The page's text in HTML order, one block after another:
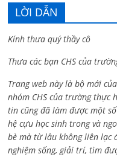
LỜI DẪN
Kính thưa quý thầy cô
Thưa các bạn CHS của
Trang web này là bộ mới
nhóm CHS của trường thực
tin cũng đã làm được một
hệ cựu học sinh trong và
bè mà từ lâu không liên lạc
nghiệm sống, giải trí, tìm